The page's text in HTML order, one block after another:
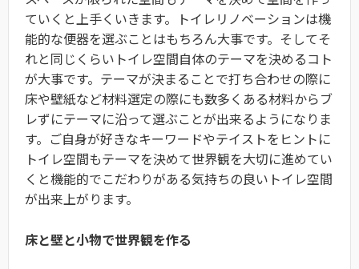
ていくと上手くいきます。トイレリノベーションは機
能的な便器を選ぶことはもちろん大事です。そしてそ
れと同じくらいトイレ空間自体のテーマを決めるコト
が大事です。テーマが決まることで打ち合わせの際に
床や壁紙など材料選定の際にも数多くある材料からブ
レずにテーマに沿って選ぶことが出来るようになりま
す。ご自身が好きなキーワードやテイストをヒントに
トイレ空間もテーマを決めて世界観を大切に進めてい
くと機能的でこだわりがある気持ちの良いトイレ空間
が出来上がります。
床と壁と小物で世界観を作る